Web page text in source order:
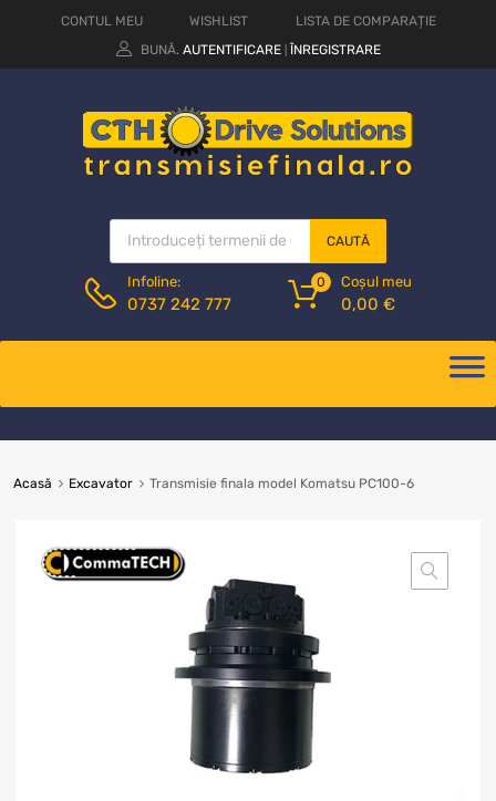
CONTUL MEU WISHLIST
LISTA DE COMPARAȚIE
BUNĂ. AUTENTIFICARE ÎNREGISTRARE
CAUTĂ
Infoline:
0737 242 777
Coșul meu
0,00 €
0
Acasă Excavator Transmisie finala model Komatsu PC100-6